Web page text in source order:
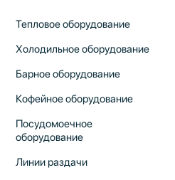
Тепловое оборудование
Холодильное оборудование
Барное оборудование
Кофейное оборудование
Посудомоечное
оборудование
Линии раздачи